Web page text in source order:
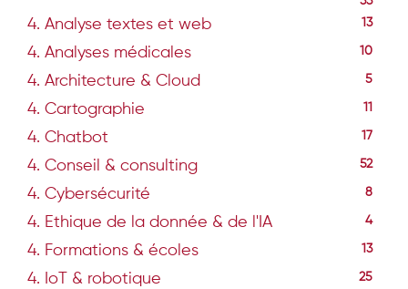
4. Analyse textes et web 13
4. Analyses médicales 10
4. Architecture & Cloud 5
4. Cartographie
4. Chatbot 17
4. Conseil & consulting 52
4. Cybersécurité 8
4. Ethique de la donnée & de l'IA 4
4. Formations & écoles 13
4. IoT & robotique 25